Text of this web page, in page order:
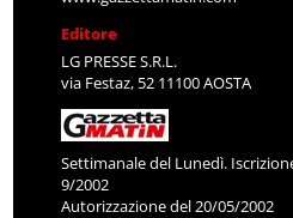
Editore
LG PRESSE S.R.L.
via Festaz, 52 11100 AOSTA
Settimanale del Lunedì.
9/2002
Autorizzazione del 20/05/2002